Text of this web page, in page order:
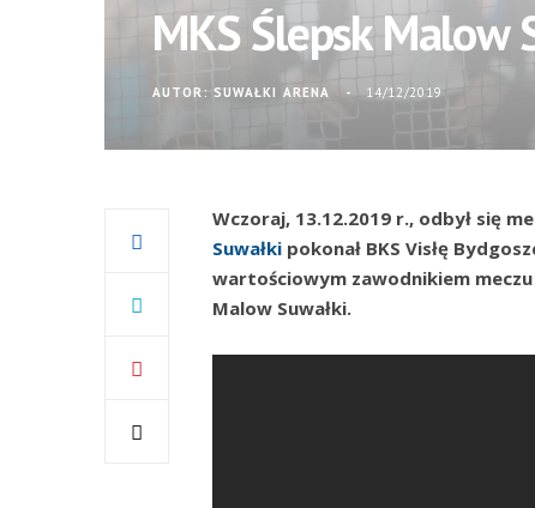
MKS Ślepsk Malow
AUTOR: SUWAŁKI ARENA 14/12/2019
Wczoraj, 13.12.2019 r., odbył się
Suwałki pokonał BKS Visłę
wartościowym zawodnikiem meczu
Malow Suwałki.